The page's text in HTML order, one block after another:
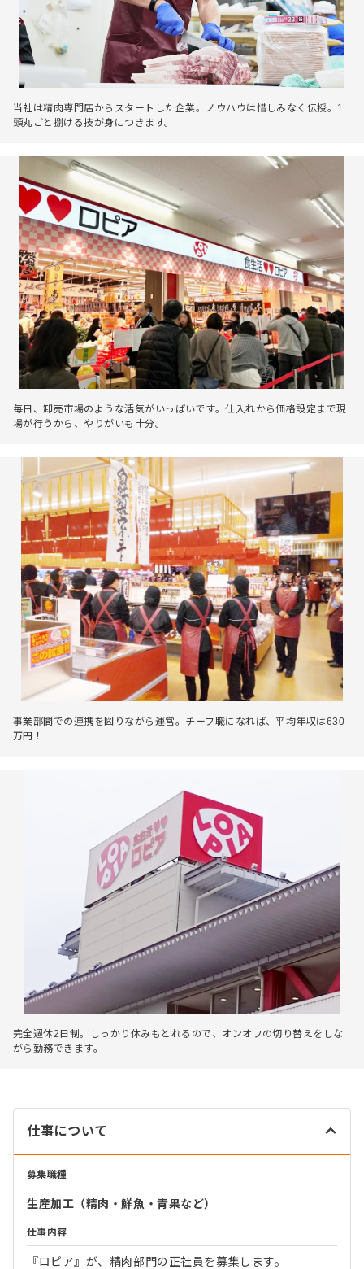
当社は精肉専門店からスタートした企業。ノウハウは惜しみなく伝授。1
頭丸ごと捌ける技が身につきます。
毎日、卸売市場のような活気がいっぱいです。仕入れから価格設定まで現
場が行うから、やりがいも十分。
事業部間での連携を図りながら運営。チーフ職になれば、平均年収は630
万円！
完全週休2日制。しっかり休みもとれるので、オンオフの切り替えをしな
がら勤務できます。
仕事について
募集職種
生産加工（精肉・鮮魚・青果など）
仕事内容
『ロピア』が、精肉部門の正社員を募集します。